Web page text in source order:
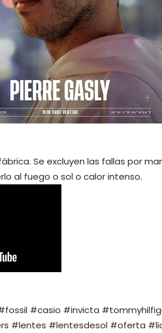
Se excluyen las fallas por
al fuego o sol o calor intenso.
#casio #invicta
#lentes #lentesdesol #oferta